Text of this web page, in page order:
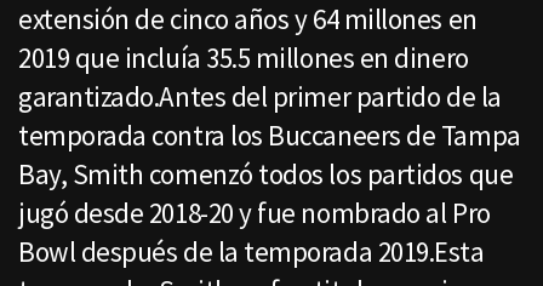
extensión de cinco años y 64 millones en
2019 que incluía 35.5 millones en dinero
garantizado.Antes del primer partido de la
temporada contra los Buccaneers de Tampa
Bay, Smith comenzó todos los partidos que
jugó desde 2018-20 y fue nombrado al Pro
Bowl después de la temporada 2019.Esta